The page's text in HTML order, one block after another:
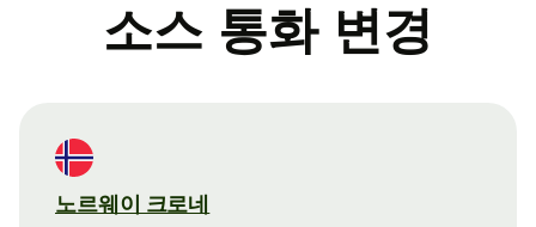
소스 통화 변경
노르웨이 크로네